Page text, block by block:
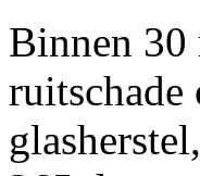
Binnen 30
ruitschade